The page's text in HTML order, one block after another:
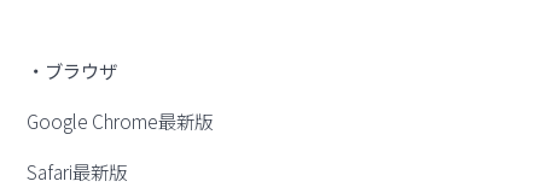
・ブラウザ
Google Chrome最新版
Safari最新版